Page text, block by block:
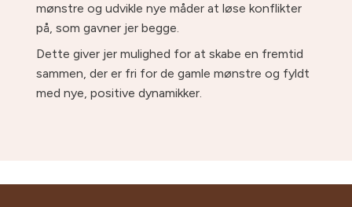
mønstre og udvikle nye måder at løse konflikter
på, som gavner jer begge.
Dette giver jer mulighed for at skabe en fremtid
sammen, der er fri for de gamle mønstre og fyldt
med nye, positive dynamikker.